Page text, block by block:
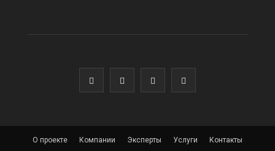
О проекте Компании Эксперты Услуги Контакты